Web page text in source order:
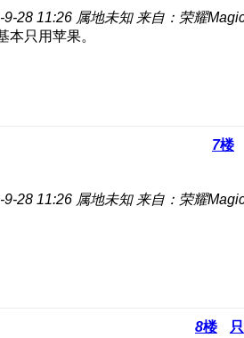
9-28 11:26 属地未知 来自：荣耀
只用苹果。
7楼
9-28 11:26 属地未知 来自：荣耀
8楼